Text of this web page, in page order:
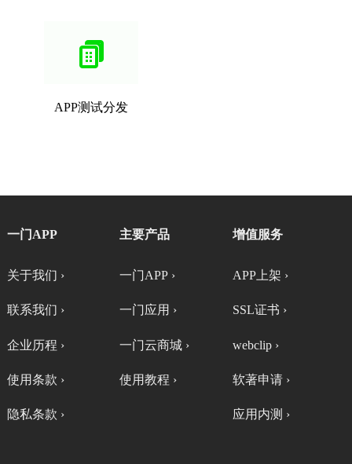
APP测试分发
一门APP
关于我们 ›
联系我们 ›
企业历程 ›
使用条款 ›
隐私条款 ›
主要产品
一门APP ›
一门应用 ›
一门云商城 ›
使用教程 ›
增值服务
APP上架 ›
SSL证书 ›
webclip ›
软著申请 ›
应用内测 ›